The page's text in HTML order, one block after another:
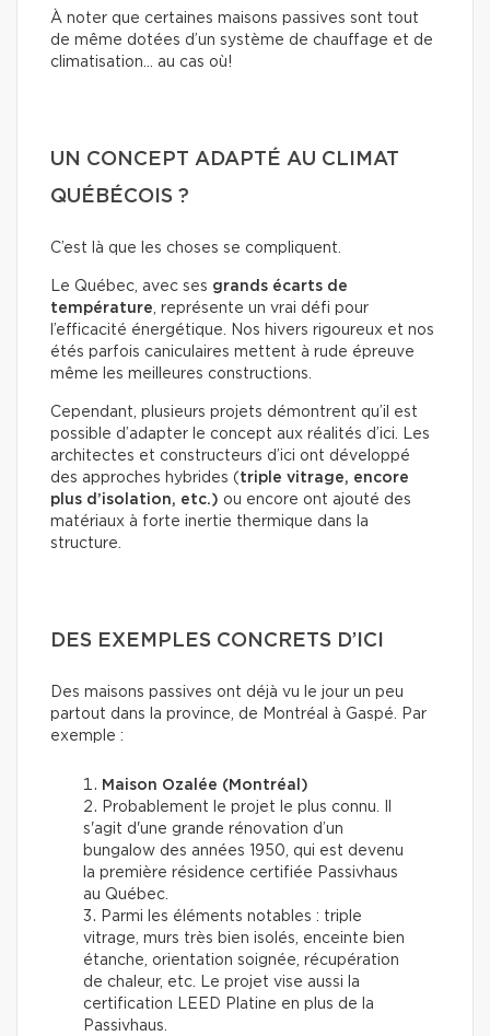
À noter que certaines maisons passives sont tout
de même dotées d’un système de chauffage et de
climatisation… au cas où!
UN CONCEPT ADAPTÉ AU CLIMAT
QUÉBÉCOIS ?
C’est là que les choses se compliquent.
Le Québec, avec ses grands écarts de
température, représente un vrai défi pour
l’efficacité énergétique. Nos hivers rigoureux et nos
étés parfois caniculaires mettent à rude épreuve
même les meilleures constructions.
Cependant, plusieurs projets démontrent qu’il est
possible d’adapter le concept aux réalités d’ici. Les
architectes et constructeurs d’ici ont développé
des approches hybrides ( triple vitrage, encore
plus d’isolation, etc.) ou encore ont ajouté des
matériaux à forte inertie thermique dans la
structure.
DES EXEMPLES CONCRETS D’ICI
Des maisons passives ont déjà vu le jour un peu
partout dans la province, de Montréal à Gaspé. Par
exemple :
Maison Ozalée (Montréal)
Probablement le projet le plus connu. Il
s'agit d'une grande rénovation d’un
bungalow des années 1950, qui est devenu
la première résidence certifiée Passivhaus
au Québec.
Parmi les éléments notables : triple
vitrage, murs très bien isolés, enceinte bien
étanche, orientation soignée, récupération
de chaleur, etc. Le projet vise aussi la
certification LEED Platine en plus de la
Passivhaus.